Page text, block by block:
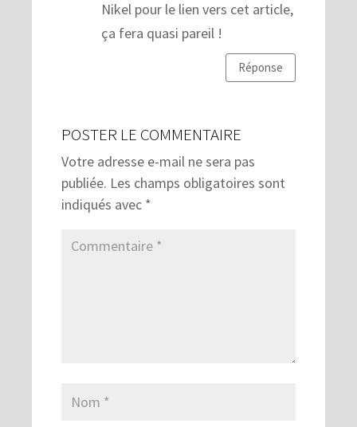
Nikel pour le lien vers cet article,
ça fera quasi pareil !
Réponse
POSTER LE COMMENTAIRE
Votre adresse e-mail ne sera pas
publiée. Les champs obligatoires sont
indiqués avec *